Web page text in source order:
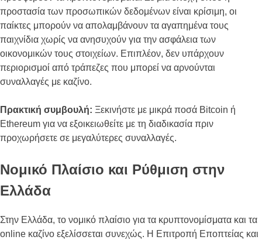
προστασία των προσωπικών δεδομένων είναι κρίσιμη, οι
παίκτες μπορούν να απολαμβάνουν τα αγαπημένα τους
παιχνίδια χωρίς να ανησυχούν για την ασφάλεια των
οικονομικών τους στοιχείων. Επιπλέον, δεν υπάρχουν
περιορισμοί από τράπεζες που μπορεί να αρνούνται
συναλλαγές με καζίνο.
Πρακτική συμβουλή: Ξεκινήστε με μικρά ποσά Bitcoin ή
Ethereum για να εξοικειωθείτε με τη διαδικασία πριν
προχωρήσετε σε μεγαλύτερες συναλλαγές.
Νομικό Πλαίσιο και Ρύθμιση στην
Ελλάδα
Στην Ελλάδα, το νομικό πλαίσιο για τα κρυπτονομίσματα και τα
online καζίνο εξελίσσεται συνεχώς. Η Επιτροπή Εποπτείας και